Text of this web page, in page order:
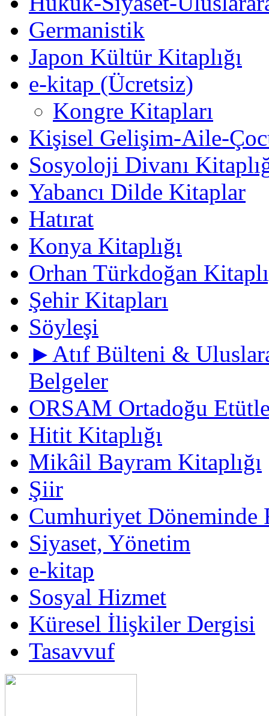
Germanistik
Japon Kültür Kitaplığı
e-kitap (Ücretsiz)
Kongre Kitapları
Kişisel Gelişim-Aile-
Sosyoloji Divanı
Yabancı Dilde Kitaplar
Hatırat
Konya Kitaplığı
Orhan Türkdoğan
Şehir Kitapları
Söyleşi
►Atıf Bülteni &
Belgeler
ORSAM Ortadoğu
Hitit Kitaplığı
Mikâil Bayram Kitaplığı
Şiir
Cumhuriyet Döneminde
Siyaset, Yönetim
e-kitap
Sosyal Hizmet
Küresel İlişkiler Dergisi
Tasavvuf